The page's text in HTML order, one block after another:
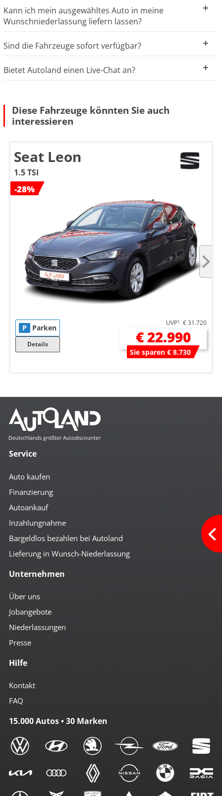
Kann ich mein ausgewähltes Auto in meine
Wunschniederlassung liefern lassen?
Sind die Fahrzeuge sofort verfügbar?
Bietet Autoland einen Live-Chat an?
Diese Fahrzeuge könnten Sie auch
interessieren
Seat Leon
1.5 TSI
-28%
P Parken
Details
UVP1 € 31.720
€ 22.990
Sie sparen € 8.730
Service
Auto kaufen
Finanzierung
Autoankauf
Inzahlungnahme
Bargeldlos bezahlen bei Autoland
Lieferung in Wunsch-Niederlassung
Unternehmen
Über uns
Jobangebote
Niederlassungen
Presse
Hilfe
Kontakt
FAQ
15.000 Autos • 30 Marken